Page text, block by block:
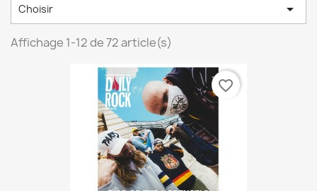
Choisir 
Affichage 1-12 de 72 article(s)
favorite_border